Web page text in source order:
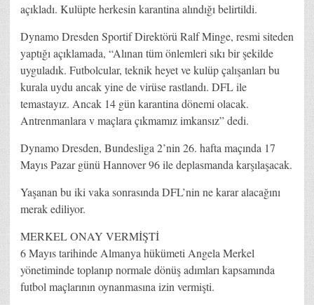
açıkladı. Kulüpte herkesin karantina alındığı belirtildi.
Dynamo Dresden Sportif Direktörü Ralf Minge, resmi siteden
yaptığı açıklamada, “Alınan tüm önlemleri sıkı bir şekilde
uyguladık. Futbolcular, teknik heyet ve kulüp çalışanları bu
kurala uydu ancak yine de virüse rastlandı. DFL ile
temastayız. Ancak 14 gün karantina dönemi olacak.
Antrenmanlara v maçlara çıkmamız imkansız” dedi.
Dynamo Dresden, Bundesliga 2’nin 26. hafta maçında 17
Mayıs Pazar günü Hannover 96 ile deplasmanda karşılaşacak.
Yaşanan bu iki vaka sonrasında DFL’nin ne karar alacağını
merak ediliyor.
MERKEL ONAY VERMİŞTİ
6 Mayıs tarihinde Almanya hükümeti Angela Merkel
yönetiminde toplanıp normale dönüş adımları kapsamında
futbol maçlarının oynanmasına izin vermişti.